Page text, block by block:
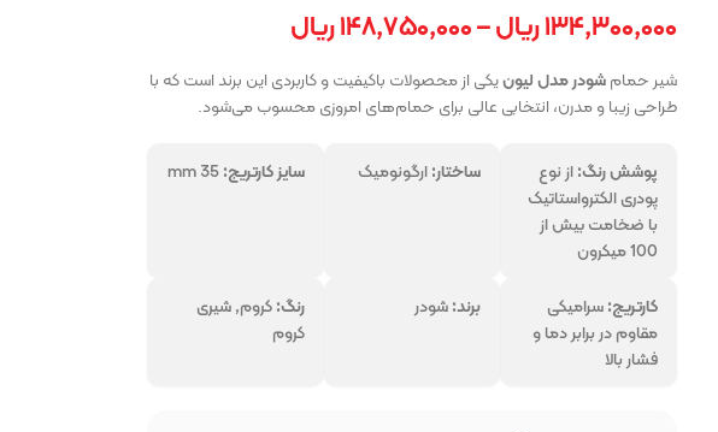
همه برندهارا از ما بخواهید
فروشگاه پرتو بازار
۱۳۴,۳۰۰,۰۰۰ریال–۱۴۸,۷۵۰,۰۰۰ریال
شیر حمامشودر مدل لیونیکی از محصولات باکیفیت و کاربردی این برند است که با
طراحی زیبا و مدرن، انتخابی عالی برای حمام‌های امروزی محسوب می‌شود.
پوشش رنگ:از نوع
پودری الکترواستاتیک
با ضخامت بیش از
100 میکرون
ساختار:ارگونومیک سایز کارتریج:mm 35
کارتریج:سرامیکی
مقاوم در برابر دما و
فشار بالا
برند:شودر رنگ:کروم, شیری
کروم